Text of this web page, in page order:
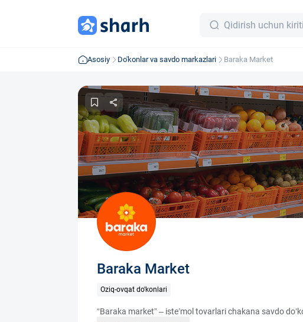
Asosiy Do'konlar va savdo markazlari Baraka Market
Baraka Market
Oziq-ovqat do'konlari
“Baraka market” – iste’mol tovarlari chakana savdo